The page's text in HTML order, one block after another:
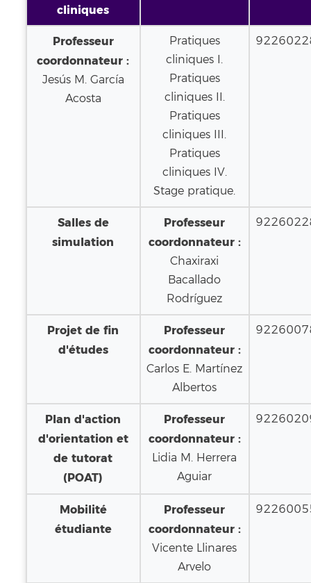
cliniques
Professeur
coordonnateur :
Jesús M. García
Acosta
Pratiques
cliniques I.
Pratiques
cliniques II.
Pratiques
cliniques III.
Pratiques
cliniques IV.
Stage pratique.
Salles de
simulation
Professeur
coordonnateur :
Chaxiraxi
Bacallado
Rodríguez
Projet de fin
d'études
Professeur
coordonnateur :
Carlos E. Martínez
Albertos
Plan d'action
d'orientation et
de tutorat
(POAT)
Professeur
coordonnateur :
Lidia M. Herrera
Aguiar
Mobilité
étudiante
Professeur
coordonnateur :
Vicente Llinares
Arvelo